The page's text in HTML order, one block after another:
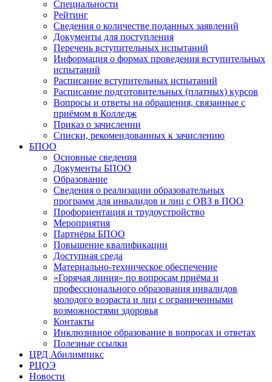
Специальности
Рейтинг
Сведения о количестве поданных заявлений
Документы для поступления
Перечень вступительных испытаний
Информация о формах проведения вступительных
испытаний
Расписание вступительных испытаний
Расписание подготовительных (платных) курсов
Вопросы и ответы на обращения, связанные с
приёмом в Колледж
Приказ о зачислении
Списки, рекомендованных к зачислению
БПОО
Основные сведения
Документы БПОО
Образование
Сведения о реализации образовательных
программ для инвалидов и лиц с ОВЗ в ПОО
Профориентация и трудоустройство
Мероприятия
Партнёры БПОО
Повышение квалификации
Доступная среда
Материально-техническое обеспечение
«Горячая линия» по вопросам приёма и
профессионального образования инвалидов
молодого возраста и лиц с ограниченными
возможностями здоровья
Контакты
Инклюзивное образование в вопросах и ответах
Полезные ссылки
ЦРД Абилимпикс
РЦОЭ
Новости